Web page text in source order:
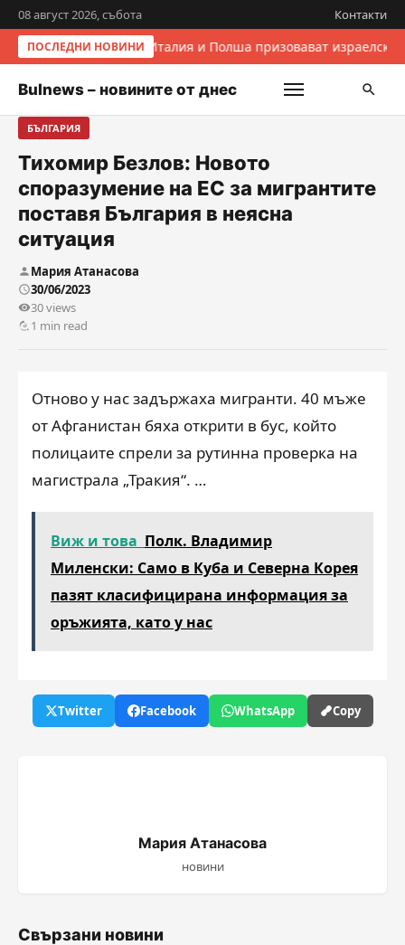
08 август 2026, събота Контакти
ПОСЛЕДНИ НОВИНИ Италия и Полша призовават
Bulnews – новините от днес
БЪЛГАРИЯ
Тихомир Безлов: Новото
споразумение на ЕС за мигрантите
поставя България в неясна
ситуация
Мария Атанасова
30/06/2023
30 views
1 min read
Отново у нас задържаха мигранти. 40 мъже
от Афганистан бяха открити в бус, който
полицаите спрели за рутинна проверка на
магистрала „Тракия“. …
Виж и това Полк. Владимир
Миленски: Само в Куба и Северна Корея
пазят класифицирана информация за
оръжията, като у нас
Twitter Facebook WhatsApp Copy
Мария Атанасова
новини
Свързани новини